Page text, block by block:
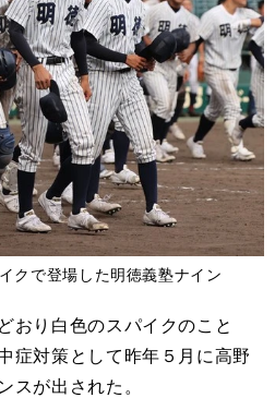
クで登場した明徳義塾ナイン
おり白色のスパイクのこと
症対策として昨年５月に高野
スが出された。